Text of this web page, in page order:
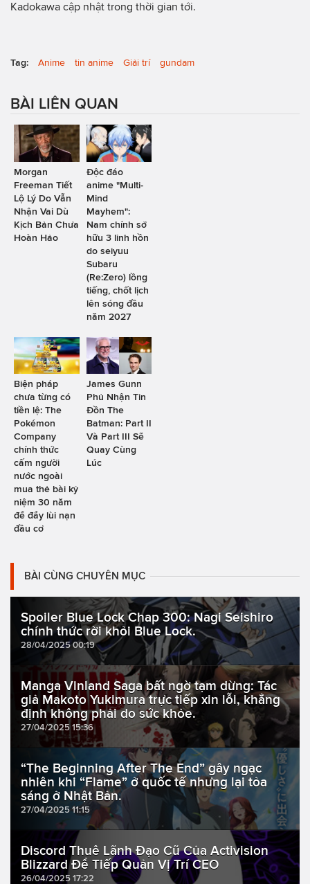
Kadokawa cập nhật trong thời gian tới.
Tag: Anime tin anime Giải trí gundam
BÀI LIÊN QUAN
Morgan
Freeman Tiết
Lộ Lý Do Vẫn
Nhận Vai Dù
Kịch Bản Chưa
Hoàn Hảo
Độc đáo
anime "Multi-
Mind
Mayhem":
Nam chính sở
hữu 3 linh hồn
do seiyuu
Subaru
(Re:Zero) lồng
tiếng, chốt lịch
lên sóng đầu
năm 2027
Biện pháp
chưa từng có
tiền lệ: The
Pokémon
Company
chính thức
cấm người
nước ngoài
mua thẻ bài kỷ
niệm 30 năm
để đẩy lùi nạn
đầu cơ
James Gunn
Phủ Nhận Tin
Đồn The
Batman: Part II
Và Part III Sẽ
Quay Cùng
Lúc
BÀI CÙNG CHUYÊN MỤC
Spoiler Blue Lock Chap 300: Nagi Seishiro
chính thức rời khỏi Blue Lock.
28/04/2025 00:19
Manga Vinland Saga bất ngờ tạm dừng: Tác
giả Makoto Yukimura trực tiếp xin lỗi, khẳng
định không phải do sức khỏe.
27/04/2025 15:36
“The Beginning After The End” gây ngạc
nhiên khi “Flame” ở quốc tế nhưng lại tỏa
sáng ở Nhật Bản.
27/04/2025 11:15
Discord Thuê Lãnh Đạo Cũ Của Activision
Blizzard Để Tiếp Quản Vị Trí CEO
26/04/2025 17:22